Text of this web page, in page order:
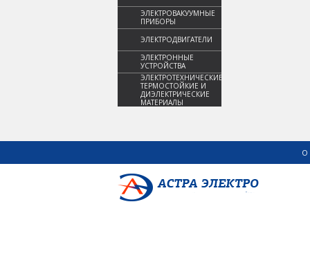
ЭЛЕКТРОВАКУУМНЫЕ
ПРИБОРЫ
ЭЛЕКТРОДВИГАТЕЛИ
ЭЛЕКТРОННЫЕ
УСТРОЙСТВА
ЭЛЕКТРОТЕХНИЧЕСКИЕ,
ТЕРМОСТОЙКИЕ И
ДИЭЛЕКТРИЧЕСКИЕ
МАТЕРИАЛЫ